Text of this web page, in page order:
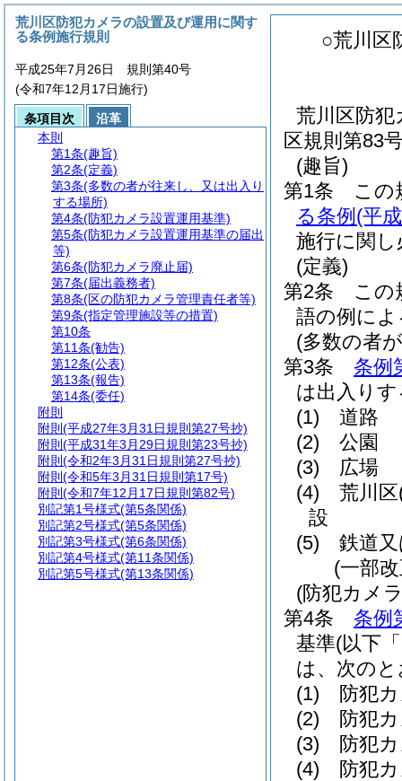
○荒川区
荒川区防
区規則第83
(趣旨)
第1条
この
る条例 (平
施行に関
(定義)
第2条
この
語の例によ
(多数の者
第3条
条例
は出入り
(1)
道路
(2)
公園
(3)
広場
(4)
荒川区
設
(5)
鉄道
(一部
(防犯カメ
第4条
条例
基準(以下
は、次の
(1)
防犯
(2)
防犯
(3)
防犯
(4)
防犯
荒川区防犯カメラの設置及び運用に関す
る条例施行規則
平成25年7月26日 規則第40号
(令和7年12月17日施行)
条項目次
沿革
本則
第1条(趣旨)
第2条(定義)
第3条(多数の者が往来し、又は出入り
する場所)
第4条(防犯カメラ設置運用基準)
第5条(防犯カメラ設置運用基準の届出
等)
第6条(防犯カメラ廃止届)
第7条(届出義務者)
第8条(区の防犯カメラ管理責任者等)
第9条(指定管理施設等の措置)
第10条
第11条(勧告)
第12条(公表)
第13条(報告)
第14条(委任)
附則
附則 (平成27年3月31日規則第27号抄)
附則 (平成31年3月29日規則第23号抄)
附則 (令和2年3月31日規則第27号抄)
附則 (令和5年3月31日規則第17号)
附則 (令和7年12月17日規則第82号)
別記第1号様式(第5条関係)
別記第2号様式(第5条関係)
別記第3号様式(第6条関係)
別記第4号様式(第11条関係)
別記第5号様式(第13条関係)